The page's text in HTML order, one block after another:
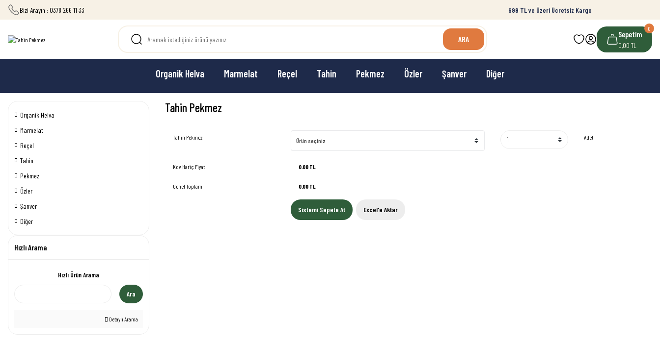
Bizi Arayın : 0378 266 11 33 699 TL ve Üzeri Ücretsiz Kargo
ARA
Sepetim
0,00 TL
0
Organik Helva Marmelat Reçel Tahin Pekmez Özler Şanver Diğer
Organik Helva
Marmelat
Reçel
Tahin
Pekmez
Özler
Şanver
Diğer
Hızlı Arama
Hızlı Ürün Arama
Ara
Detaylı Arama
Tahin Pekmez
Tahin Pekmez
Ürün seçiniz
Adet
Kdv Hariç Fiyat 0.00 TL
Genel Toplam 0.00 TL
Sistemi Sepete At Excel'e Aktar